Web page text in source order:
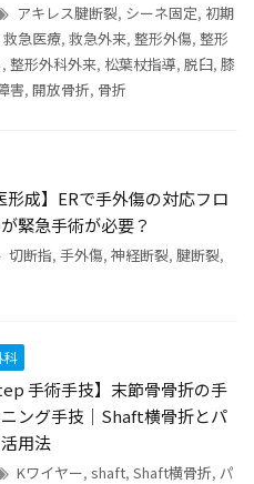
アキレス腱断裂, シーネ固定, 初期
救急医療, 救急外来, 整形外傷, 整形
, 整形外科外来, 松葉杖指導, 脱臼, 膝
害, 開放骨折, 骨折
形成】ERで手外傷の対応フロ
緊急手術が必要？
切断指, 手外傷, 神経断裂, 腱断裂,
科
手術手技】末節骨骨折の手
ング手技｜Shaft横骨折とパ
用法
Kワイヤー, shaft, Shaft横骨折, パ